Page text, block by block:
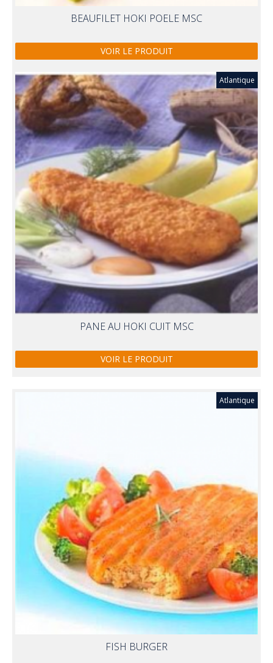
BEAUFILET HOKI POELE MSC
VOIR LE PRODUIT
Atlantique
PANE AU HOKI CUIT MSC
VOIR LE PRODUIT
Atlantique
FISH BURGER